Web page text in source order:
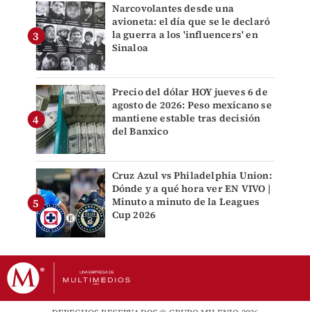
Narcovolantes desde una
avioneta: el día que se le declaró
la guerra a los 'influencers' en
Sinaloa
Precio del dólar HOY jueves 6 de
agosto de 2026: Peso mexicano se
mantiene estable tras decisión
del Banxico
Cruz Azul vs Philadelphia Union:
Dónde y a qué hora ver EN VIVO |
Minuto a minuto de la Leagues
Cup 2026